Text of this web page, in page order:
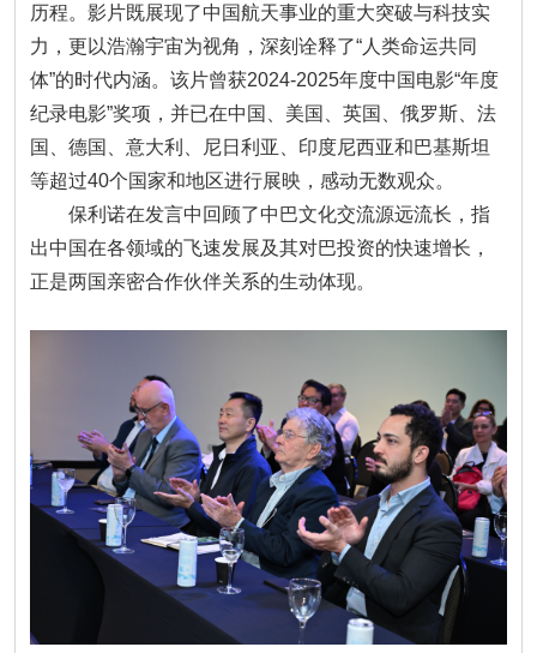
历程。影片既展现了中国航天事业的重大突破与科技实
力，更以浩瀚宇宙为视角，深刻诠释了“人类命运共同
体”的时代内涵。该片曾获2024-2025年度中国电影“年度
纪录电影”奖项，并已在中国、美国、英国、俄罗斯、法
国、德国、意大利、尼日利亚、印度尼西亚和巴基斯坦
等超过40个国家和地区进行展映，感动无数观众。
保利诺在发言中回顾了中巴文化交流源远流长，指
出中国在各领域的飞速发展及其对巴投资的快速增长，
正是两国亲密合作伙伴关系的生动体现。